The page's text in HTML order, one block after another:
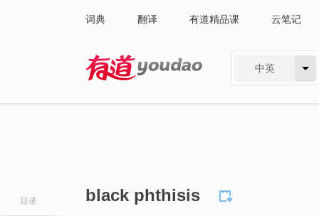
词典 翻译 有道精品课 云笔记
中英
目录 black phthisis